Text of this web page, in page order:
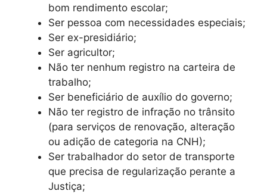
bom rendimento escolar;
Ser pessoa com necessidades especiais;
Ser ex-presidiário;
Ser agricultor;
Não ter nenhum registro na carteira de
trabalho;
Ser beneficiário de auxílio do governo;
Não ter registro de infração no trânsito
(para serviços de renovação, alteração
ou adição de categoria na CNH);
Ser trabalhador do setor de transporte
que precisa de regularização perante a
Justiça;